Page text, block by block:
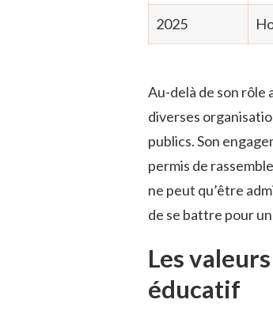
2025
Au-delà de son rôle
diverses
publics. Son
permis de
ne peut qu’être
de se battre pour
Les
éducatif